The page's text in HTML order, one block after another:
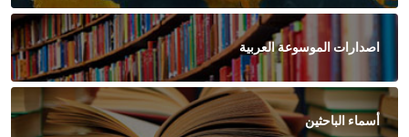
اصدارات الموسوعة العربية
أسماء الباحثين